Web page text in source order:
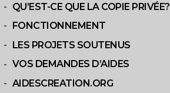
QU’EST-CE QUE LA COPIE PRIVÉE?
FONCTIONNEMENT
LES PROJETS SOUTENUS
VOS DEMANDES D’AIDES
AIDESCREATION.ORG